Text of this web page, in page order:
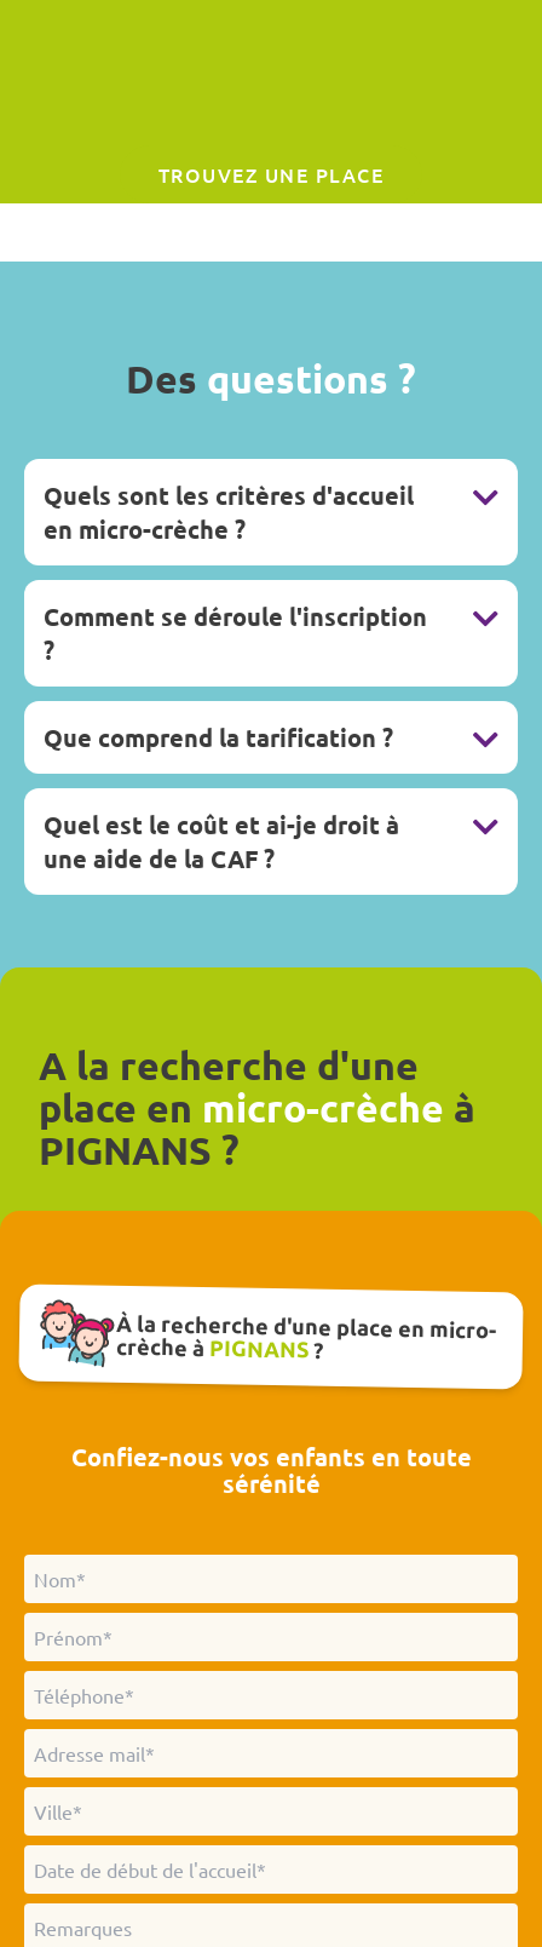
TROUVEZ UNE PLACE
Des questions ?
Quels sont les critères d'accueil
en micro-crèche ?
Comment se déroule l'inscription
?
Que comprend la tarification ?
Quel est le coût et ai-je droit à
une aide de la CAF ?
A la recherche d'une
place en micro-crèche à
PIGNANS ?
À la recherche d'une place en micro-
crèche à PIGNANS?
Confiez-nous vos enfants en toute
sérénité